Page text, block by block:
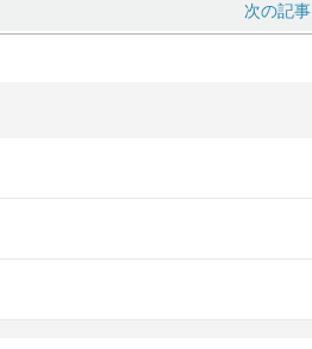
次の記事